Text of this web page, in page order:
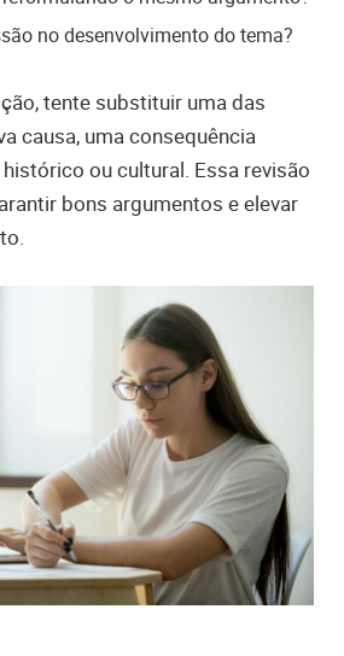
no desenvolvimento do tema?
tente substituir uma das
causa, uma consequência
ou cultural. Essa revisão
bons argumentos e elevar